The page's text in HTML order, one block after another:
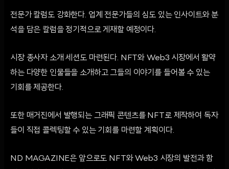
전문가 칼럼도 강화한다. 업계 전문가들의 심도 있는 인사이트와 분
석을 담은 칼럼을 정기적으로 게재할 예정이다.
시장 종사자 소개 세션도 마련된다. NFT와 Web3 시장에서 활약
하는 다양한 인물들을 소개하고 그들의 이야기를 들어볼 수 있는
기회를 제공한다.
또한 매거진에서 발행되는 그래픽 콘텐츠를 NFT로 제작하여 독자
들이 직접 콜렉팅할 수 있는 기회를 마련할 계획이다.
ND MAGAZINE은 앞으로도 NFT와 Web3 시장의 발전과 함